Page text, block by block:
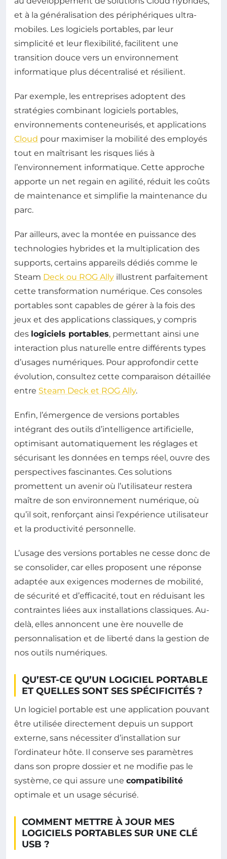
et à la généralisation des périphériques ultra-
mobiles. Les logiciels portables, par leur
simplicité et leur flexibilité, facilitent une
transition douce vers un environnement
informatique plus décentralisé et résilient.
Par exemple, les entreprises adoptent des
stratégies combinant logiciels portables,
environnements conteneurisés, et applications
Cloud pour maximiser la mobilité des employés
tout en maîtrisant les risques liés à
l’environnement informatique. Cette approche
apporte un net regain en agilité, réduit les coûts
de maintenance et simplifie la maintenance du
parc.
Par ailleurs, avec la montée en puissance des
technologies hybrides et la multiplication des
supports, certains appareils dédiés comme le
Steam Deck ou ROG Ally illustrent parfaitement
cette transformation numérique. Ces consoles
portables sont capables de gérer à la fois des
jeux et des applications classiques, y compris
des logiciels portables, permettant ainsi une
interaction plus naturelle entre différents types
d’usages numériques. Pour approfondir cette
évolution, consultez cette comparaison détaillée
entre Steam Deck et ROG Ally.
Enfin, l’émergence de versions portables
intégrant des outils d’intelligence artificielle,
optimisant automatiquement les réglages et
sécurisant les données en temps réel, ouvre des
perspectives fascinantes. Ces solutions
promettent un avenir où l’utilisateur restera
maître de son environnement numérique, où
qu’il soit, renforçant ainsi l’expérience utilisateur
et la productivité personnelle.
L’usage des versions portables ne cesse donc de
se consolider, car elles proposent une réponse
adaptée aux exigences modernes de mobilité,
de sécurité et d’efficacité, tout en réduisant les
contraintes liées aux installations classiques. Au-
delà, elles annoncent une ère nouvelle de
personnalisation et de liberté dans la gestion de
nos outils numériques.
QU’EST-CE QU’UN LOGICIEL PORTABLE
ET QUELLES SONT SES SPÉCIFICITÉS ?
Un logiciel portable est une application pouvant
être utilisée directement depuis un support
externe, sans nécessiter d’installation sur
l’ordinateur hôte. Il conserve ses paramètres
dans son propre dossier et ne modifie pas le
système, ce qui assure une compatibilité
optimale et un usage sécurisé.
COMMENT METTRE À JOUR MES
LOGICIELS PORTABLES SUR UNE CLÉ
USB ?